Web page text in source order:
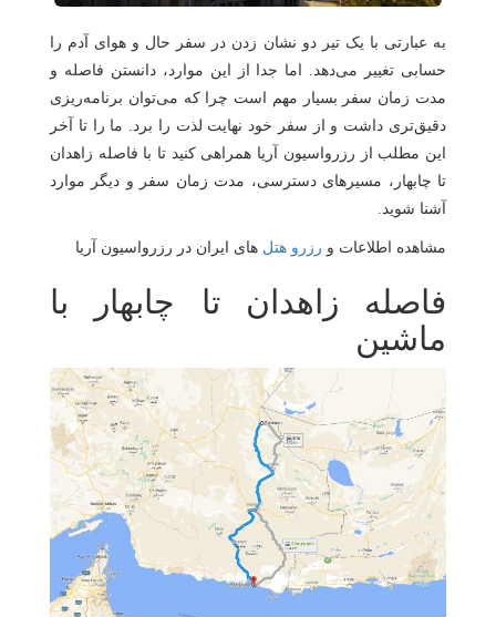
اصفهان
هتل
شیراز
تبریز
به عبارتی با یک تیر دو نشان زدن در سفر حال و هوای آدم را
حسابی تغییر می‌دهد. اما جدا از این موارد، دانستن فاصله و
مدت زمان سفر بسیار مهم است چرا که می‌توان برنامه‌ریزی
دقیق‌تری داشت و از سفر خود نهایت لذت را برد. ما را تا آخر
این مطلب از رزرواسیون آریا همراهی کنید تا با فاصله زاهدان
تا چابهار، مسیرهای دسترسی، مدت زمان سفر و دیگر موارد
آشنا شوید.
مشاهده اطلاعات و رزرو هتل های ایران در رزرواسیون آریا
فاصله زاهدان تا چابهار با
ماشین